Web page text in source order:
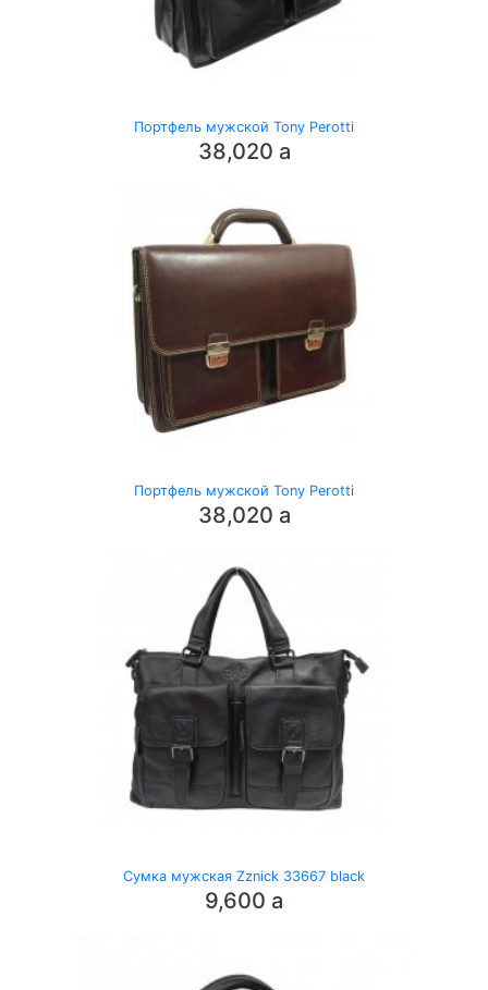
Портфель мужской Tony Perotti
38,020 a
Портфель мужской Tony Perotti
38,020 a
Сумка мужская Zznick 33667 black
9,600 a